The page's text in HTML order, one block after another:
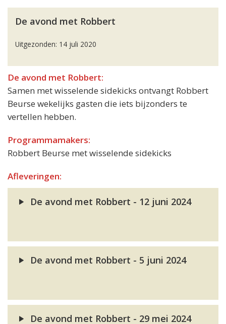
De avond met Robbert
Uitgezonden: 14 juli 2020
De avond met Robbert:
Samen met wisselende sidekicks ontvangt Robbert
Beurse wekelijks gasten die iets bijzonders te
vertellen hebben.
Programmamakers:
Robbert Beurse met wisselende sidekicks
Afleveringen:
De avond met Robbert - 12 juni 2024
De avond met Robbert - 5 juni 2024
De avond met Robbert - 29 mei 2024